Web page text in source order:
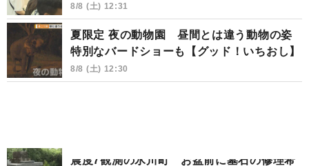
8/8 (土) 12:31
夏限定 夜の動物園 昼間とは違う動物の姿
特別なバードショーも【グッド！いちおし】
8/8 (土) 12:30
震度7観測の氷川町 お盆前に墓石の修理希